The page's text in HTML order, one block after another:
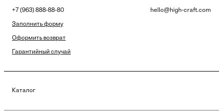
+7 (963) 888-88-80 hello@high-craft.com
Заполнить форму
Оформить возврат
Гарантийный случай
Каталог